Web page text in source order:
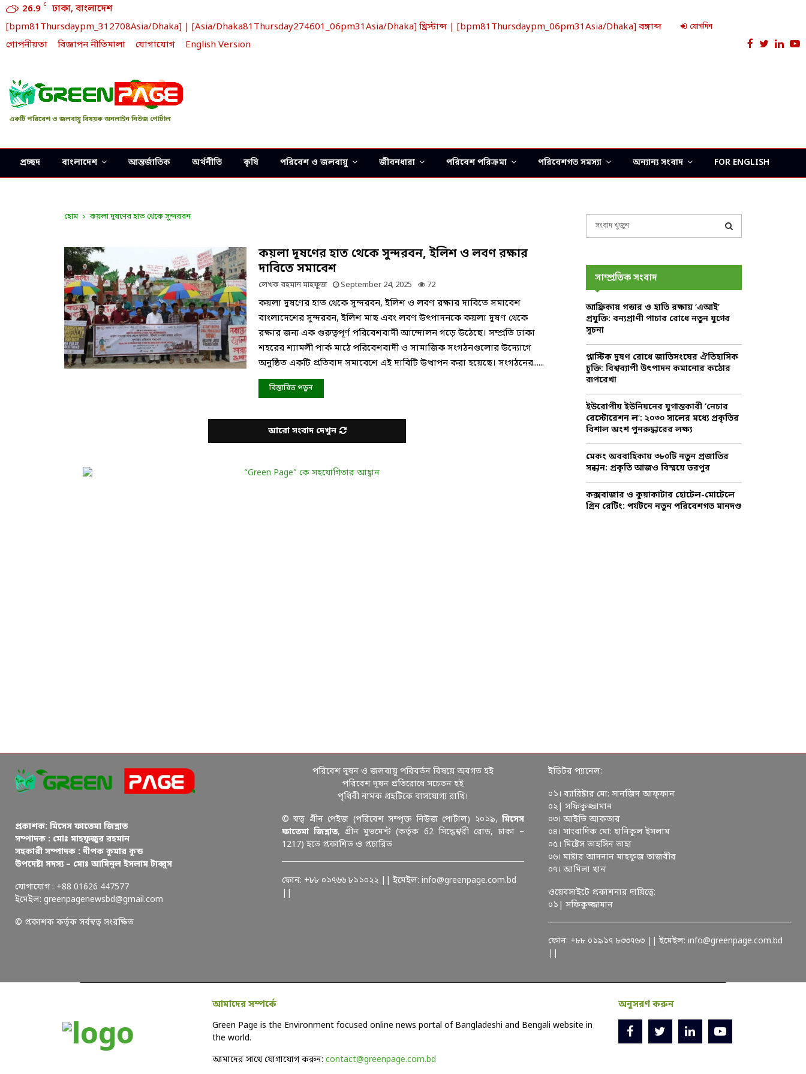
26.9 C
ঢাকা, বাংলাদেশ
[bpm81Thursdaypm_312708Asia/Dhaka] | [Asia/Dhaka81Thursday274601_06pm31Asia/Dhaka] খ্রিস্টাব্দ | [bpm81Thursdaypm_06pm31Asia/Dhaka] বঙ্গাব্দ
যোগদিন
গোপনীয়তা বিজ্ঞাপন নীতিমালা যোগাযোগ English Version Facebook
Twitter
একটি পরিবেশ ও জলবায়ু বিষয়ক অনলাইন নিউজ পোর্টাল
প্রচ্ছদ বাংলাদেশ আন্তর্জাতিক অর্থনীতি কৃষি পরিবেশ ও জলবায়ু জীবনধারা পরিবেশ পরিক্রমা পরিবেশগত সমস্যা অন্যান্য সংবাদ FOR ENGLISH
হোম কয়লা দূষণের হাত থেকে সুন্দরবন
কয়লা দূষণের হাত থেকে সুন্দরবন, ইলিশ ও লবণ রক্ষার
দাবিতে সমাবেশ
লেখকরহমান মাহফুজ September 24, 2025 72
কয়লা দূষণের হাত থেকে সুন্দরবন, ইলিশ ও লবণ রক্ষার দাবিতে সমাবেশ
বাংলাদেশের সুন্দরবন, ইলিশ মাছ এবং লবণ উৎপাদনকে কয়লা দূষণ থেকে
রক্ষার জন্য এক গুরুত্বপূর্ণ পরিবেশবাদী আন্দোলন গড়ে উঠেছে। সম্প্রতি ঢাকা
শহরের শ্যামলী পার্ক মাঠে পরিবেশবাদী ও সামাজিক সংগঠনগুলোর উদ্যোগে
অনুষ্ঠিত একটি প্রতিবাদ সমাবেশে এই দাবিটি উত্থাপন করা হয়েছে। সংগঠনের......
বিস্তারিত পড়ুন
আরো সংবাদ দেখুন
o
r
:
R
C
H
সাম্প্রতিক সংবাদ
আফ্রিকায় গন্ডার ও হাতি রক্ষায় ‘এআই’
প্রযুক্তি: বন্যপ্রাণী পাচার রোধে নতুন যুগের
সূচনা
প্লাস্টিক দূষণ রোধে জাতিসংঘের ঐতিহাসিক
চুক্তি: বিশ্বব্যাপী উৎপাদন কমানোর কঠোর
রূপরেখা
ইউরোপীয় ইউনিয়নের যুগান্তকারী ‘নেচার
রেস্টোরেশন ল’: ২০৩০ সালের মধ্যে প্রকৃতির
বিশাল অংশ পুনরুদ্ধারের লক্ষ্য
মেকং অববাহিকায় ৩৮০টি নতুন প্রজাতির
সন্ধান: প্রকৃতি আজও বিস্ময়ে ভরপুর
কক্সবাজার ও কুয়াকাটার হোটেল-মোটেলে
গ্রিন রেটিং: পর্যটনে নতুন পরিবেশগত মানদণ্ড
প্রকাশক: মিসেস ফাতেমা জিন্নাত
সম্পাদক : মোঃ মাহফুজুর রহমান
সহকারী সম্পাদক : দীপক কুমার কুন্ড
উপদেষ্টা সদস্য – মোঃ আমিনুল ইসলাম টাব্বুস
যোগাযোগ : +88 01626 447577
ইমেইল: greenpagenewsbd@gmail.com
© প্রকাশক কর্তৃক সর্বস্বত্ব সংরক্ষিত
পরিবেশ দূষন ও জলবায়ু পরিবর্তন বিষয়ে অবগত হই
পরিবেশ দূষন প্রতিরোধে সচেতন হই
পৃথিবী নামক গ্রহটিকে বাসযোগ্য রাখি।
© স্বত্ব গ্রীন পেইজ (পরিবেশ সম্পৃক্ত নিউজ পোর্টাল) ২০১৯,মিসেস
ফাতেমা জিন্নাত, গ্রীন মুভমেন্ট (কর্তৃক 62 সিদ্ধেশ্বরী রোড, ঢাকা –
1217) হতে প্রকাশিত ও প্রচারিত
ফোন: +৮৮ ০১৭৬৬ ৮১১০২২ || ইমেইল: info@greenpage.com.bd
ইডিটর প্যানেল:
০১। ব্যারিষ্টার মো: সানজিদ আফ্ফান
০২| সফিকুজ্জামান
০৩। আইভি আকতার
০৪। সাংবাদিক মো: হানিকুল ইসলাম
০৫। মিষ্টেস তাহসিন তাহা
০৬। মাষ্টার আদনান মাহফুজ তাজবীর
০৭। আমিলা খান
ওয়েবসাইটে প্রকাশনার দায়িত্বে:
০১| সফিকুজ্জামান
ফোন: +৮৮ ০১৯১৭ ৮৩৩৭৬৩ || ইমেইল: info@greenpage.com.bd
আমাদের সম্পর্কে
Green Page is the Environment focused online news portal of Bangladeshi and Bengali website in
the world.
আমাদের সাথে যোগাযোগ করুন: contact@greenpage.com.bd
অনুসরণ করুন